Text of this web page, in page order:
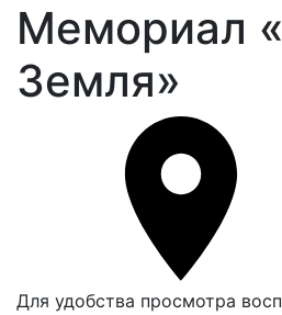
Мемориал
Земля»
Для удобства просмотра